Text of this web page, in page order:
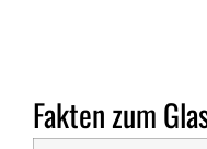
Fakten zum